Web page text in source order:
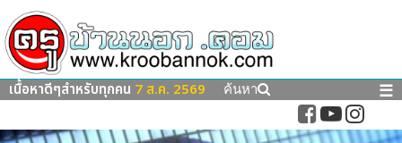
เนื้อหาดีๆสำหรับทุกคน 7 ส.ค. 2569 ค้นหา ☰